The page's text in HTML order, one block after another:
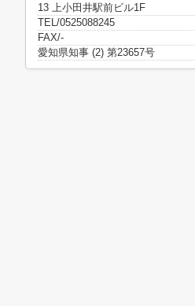
13 上小田井駅前ビル1F
TEL/0525088245
FAX/-
愛知県知事 (2) 第23657号